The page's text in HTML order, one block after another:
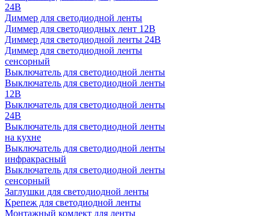
24В
Диммер для светодиодной ленты
Диммер для светодиодных лент 12В
Диммер для светодиодной ленты 24В
Диммер для светодиодной ленты
сенсорный
Выключатель для светодиодной ленты
Выключатель для светодиодной ленты
12В
Выключатель для светодиодной ленты
24В
Выключатель для светодиодной ленты
на кухне
Выключатель для светодиодной ленты
инфракрасный
Выключатель для светодиодной ленты
сенсорный
Заглушки для светодиодной ленты
Крепеж для светодиодной ленты
Монтажный комлект для ленты